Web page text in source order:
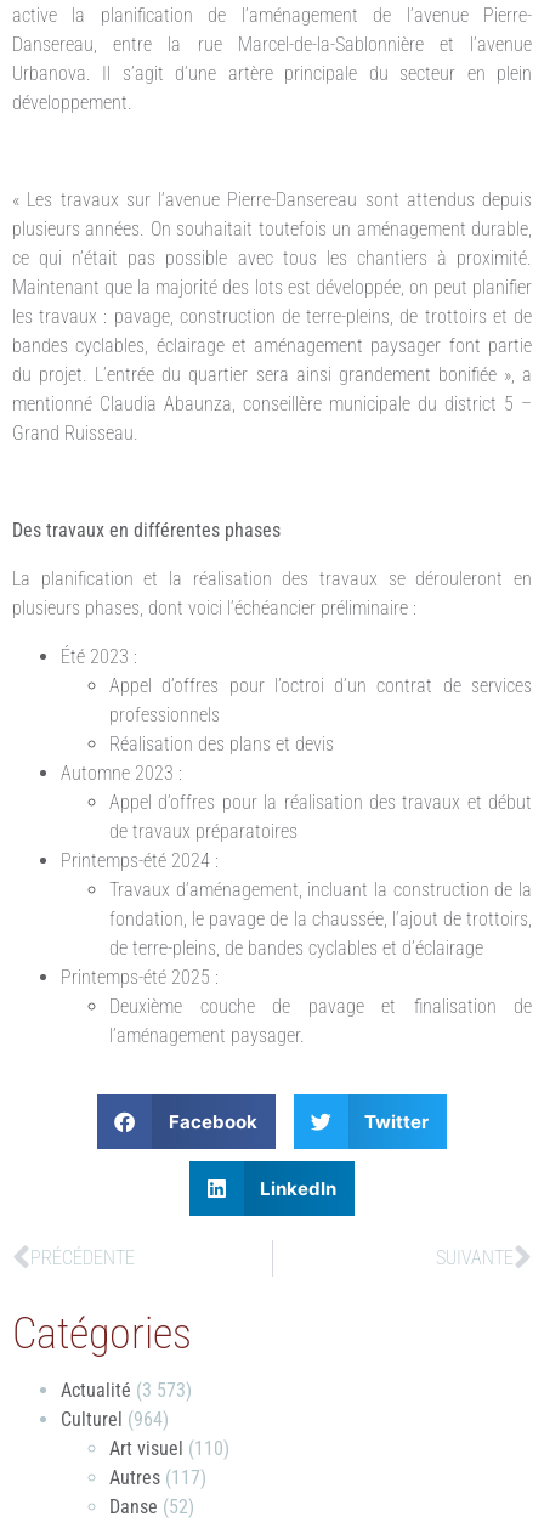
active la planification de l’aménagement de l’avenue Pierre-
Dansereau, entre la rue Marcel-de-la-Sablonnière et l’avenue
Urbanova. Il s’agit d’une artère principale du secteur en plein
développement.
« Les travaux sur l’avenue Pierre-Dansereau sont attendus depuis
plusieurs années. On souhaitait toutefois un aménagement durable,
ce qui n’était pas possible avec tous les chantiers à proximité.
Maintenant que la majorité des lots est développée, on peut planifier
les travaux : pavage, construction de terre-pleins, de trottoirs et de
bandes cyclables, éclairage et aménagement paysager font partie
du projet. L’entrée du quartier sera ainsi grandement bonifiée », a
mentionné Claudia Abaunza, conseillère municipale du district 5 –
Grand Ruisseau.
Des travaux en différentes phases
La planification et la réalisation des travaux se dérouleront en
plusieurs phases, dont voici l’échéancier préliminaire :
Été 2023 :
Appel d’offres pour l’octroi d’un contrat de services
professionnels
Réalisation des plans et devis
Automne 2023 :
Appel d’offres pour la réalisation des travaux et début
de travaux préparatoires
Printemps-été 2024 :
Travaux d’aménagement, incluant la construction de la
fondation, le pavage de la chaussée, l’ajout de trottoirs,
de terre-pleins, de bandes cyclables et d’éclairage
Printemps-été 2025 :
Deuxième couche de pavage et finalisation de
l’aménagement paysager.
Facebook Twitter
LinkedIn
PRÉCÉDENTE SUIVANTE
Catégories
Actualité (3 573)
Culturel (964)
Art visuel (110)
Autres (117)
Danse (52)